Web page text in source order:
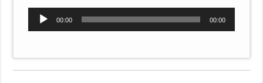
Tocador
00:00 00:00